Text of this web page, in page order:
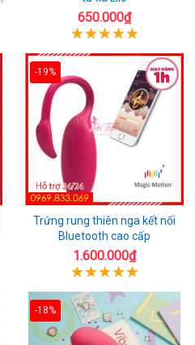
650.000₫
-19%
Trứng rung thiên nga kết nối
Bluetooth cao cấp
1.600.000₫
-18%